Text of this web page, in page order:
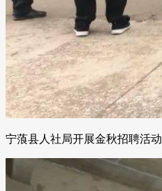
宁蒗县人社局开展金秋招聘活动